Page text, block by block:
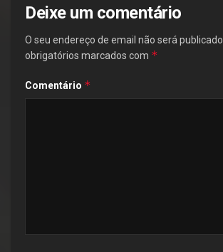
Deixe um comentário
O seu endereço de email não será publicado.
obrigatórios marcados com *
Comentário *